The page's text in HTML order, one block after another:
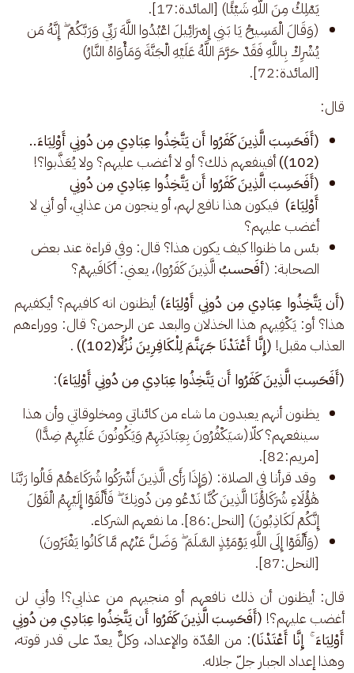
يَمْلِكُ مِنَ اللَّهِ شَيْئًا) [المائدة:17].
(وَقَالَ الْمَسِيحُ يَا بَنِي إِسْرَائِيلَ اعْبُدُوا اللَّهَ رَبِّي وَرَبَّكُمْ ۖ إِنَّهُ مَن
يُشْرِكْ بِاللَّهِ فَقَدْ حَرَّمَ اللَّهُ عَلَيْهِ الْجَنَّةَ وَمَأْوَاهُ النَّارُ)
[المائدة:72].
قال:
(أَفَحَسِبَ الَّذِينَ كَفَرُوا أَن يَتَّخِذُوا عِبَادِي مِن دُونِي أَوْلِيَاءَ..
(102))
أفينفعهم ذلك؟ أو لا أغضب عليهم؟ ولا يُعَذَّبوا؟!
(أَفَحَسِبَ الَّذِينَ كَفَرُوا أَن يَتَّخِذُوا عِبَادِي مِن دُونِي
أَوْلِيَاءَ) فيكون هذا نافع لهم، أو ينجون من عذابي، أو أني لا
أغضب عليهم؟
بئس ما ظنوا! كيف يكون هذا؟ قال: وفي قراءة عند بعض
الصحابة: (أفَحسبُالَّذِينَ كَفَرُوا)، يعني: أكَافَيهمْ؟
(أَن يَتَّخِذُوا عِبَادِي مِن دُونِي أَوْلِيَاءَ) أيظنون انه كافيهم؟ أيكفيهم
هذا؟ أو: يَكْفِيهم هذا الخذلان والبعد عن الرحمن؟ قال: ووراءهم
العذاب مقبل! (إِنَّا أَعْتَدْنَا جَهَنَّمَ لِلْكَافِرِينَ نُزُلًا(102))
.
(أَفَحَسِبَ الَّذِينَ كَفَرُوا أَن يَتَّخِذُوا عِبَادِي مِن دُونِي أَوْلِيَاءَ):
يظنون أنهم يعبدون ما شاء من كائناتي ومخلوقاتي وأن هذا
سينفعهم؟ كلّا(سَيَكْفُرُونَ بِعِبَادَتِهِمْ وَيَكُونُونَ عَلَيْهِمْ ضِدًّا)
[مريم:82].
وقد قرأنا في الصلاة: (وَإِذَا رَأَى الَّذِينَ أَشْرَكُوا شُرَكَاءَهُمْ قَالُوا رَبَّنَا
هَٰؤُلَاءِ شُرَكَاؤُنَا الَّذِينَ كُنَّا نَدْعُو مِن دُونِكَ ۖ فَأَلْقَوْا إِلَيْهِمُ الْقَوْلَ
إِنَّكُمْ لَكَاذِبُونَ) [النحل:86]. ما نفعهم الشركاء.
(وَأَلْقَوْا إِلَى اللَّهِ يَوْمَئِذٍ السَّلَمَ ۖ وَضَلَّ عَنْهُم مَّا كَانُوا يَفْتَرُونَ)
[النحل:87].
قال: أيظنون أن ذلك نافعهم أو منجيهم من عذابي؟! وأني لن
أغضب عليهم؟! (أَفَحَسِبَ الَّذِينَ كَفَرُوا أَن يَتَّخِذُوا عِبَادِي مِن دُونِي
أَوْلِيَاءَ ۚ إِنَّا أَعْتَدْنَا): من العُدّة والإعداد، وكلٌّ يعدّ على قدر قوته،
وهذا إعداد الجبار جلّ جلاله.